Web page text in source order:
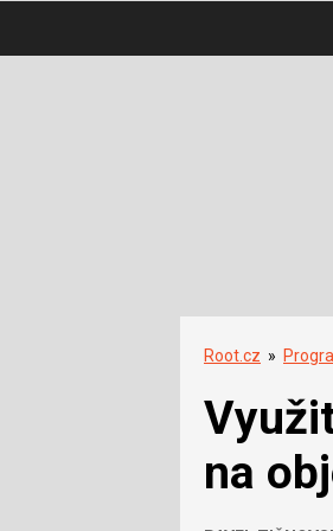
Root.cz »
na